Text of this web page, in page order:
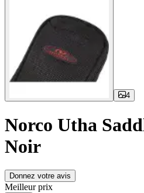
4
Norco Utha
Noir
Donnez votre avis
Meilleur prix